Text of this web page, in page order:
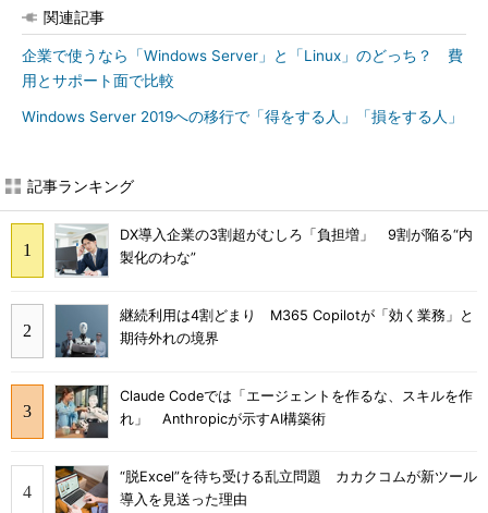
関連記事
企業で使うなら「Windows Server」と「Linux」のどっち？ 費
用とサポート面で比較
Windows Server 2019への移行で「得をする人」「損をする人」
記事ランキング
DX導入企業の3割超がむしろ「負担増」 9割が陥る“内
製化のわな”
継続利用は4割どまり M365 Copilotが「効く業務」と
期待外れの境界
Claude Codeでは「エージェントを作るな、スキルを作
れ」 Anthropicが示すAI構築術
“脱Excel”を待ち受ける乱立問題 カカクコムが新ツール
導入を見送った理由